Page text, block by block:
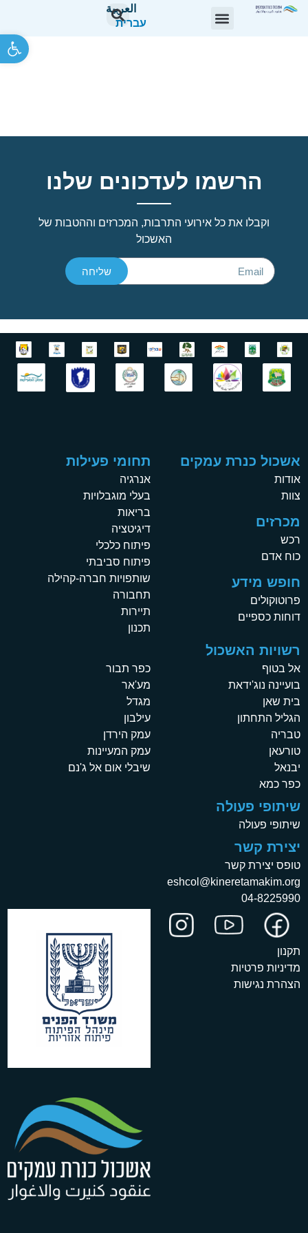
פתח
العربية
עברית
הרשמו לעדכונים שלנו
וקבלו את כל אירועי התרבות, המכרזים וההטבות של
האשכול
שליחה
אשכול כנרת עמקים
אודות
צוות
מכרזים
רכש
כוח אדם
חופש מידע
פרוטוקולים
דוחות כספיים
תחומי פעילות
אנרגיה
בעלי מוגבלויות
בריאות
דיגיטציה
פיתוח כלכלי
פיתוח סביבתי
שותפויות חברה-קהילה
תחבורה
תיירות
תכנון
רשויות האשכול
אל בטוף
בועיינה נוג'ידאת
בית שאן
הגליל התחתון
טבריה
טורעאן
יבנאל
כפר כמא
שיתופי פעולה
שיתופי פעולה
כפר תבור
מע'אר
מגדל
עילבון
עמק הירדן
עמק המעיינות
שיבלי אום אל ג'נם
יצירת קשר
טופס יצירת קשר
eshcol@kineretamakim.org
04-8225990
תקנון
מדיניות פרטיות
הצהרת נגישות